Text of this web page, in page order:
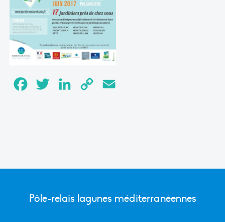
FacebookTwitter LinkedInCopy
Pôle-relais lagunes méditerranéennes